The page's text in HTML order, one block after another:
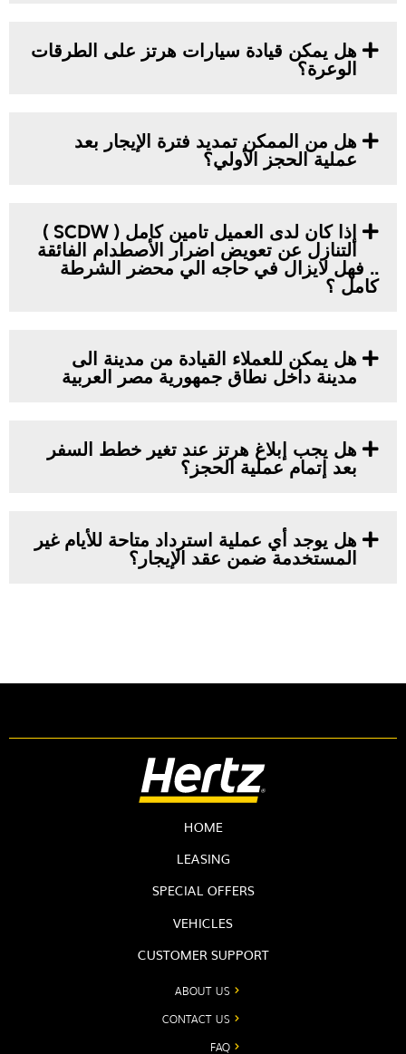
هل يمكن قيادة سيارات هرتز على الطرقات
الوعرة؟
هل من الممكن تمديد فترة الإيجار بعد
عملية الحجز الأولي؟
إذا كان لدى العميل تامين كامل ( SCDW )
التنازل عن تعويض اضرار الأصطدام الفائقة
.. فهل لايزال في حاجه الي محضر الشرطة
كامل ؟
هل يمكن للعملاء القيادة من مدينة الى
مدينة داخل نطاق جمهورية مصر العربية
هل يجب إبلاغ هرتز عند تغير خطط السفر
بعد إتمام عملية الحجز؟
هل يوجد أي عملية استرداد متاحة للأيام غير
المستخدمة ضمن عقد الإيجار؟
HOME
LEASING
SPECIAL OFFERS
VEHICLES
CUSTOMER SUPPORT
ABOUT US
CONTACT US
FAQ